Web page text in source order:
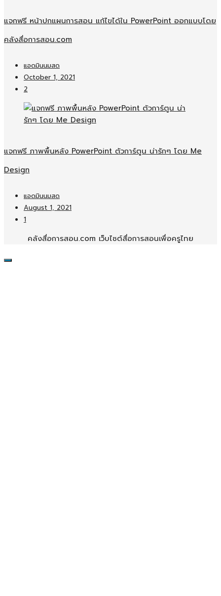
แจกฟรี หน้าปกแผนการสอน แก้ไขได้ใน PowerPoint ออกแบบโดย
คลังสื่อการสอน.com
แอดมินนมสด
October 1, 2021
2
แจกฟรี ภาพพื้นหลัง PowerPoint ตัวการ์ตูน น่ารักๆ โดย Me
Design
แอดมินนมสด
August 1, 2021
1
คลังสื่อการสอน.com เว็บไซต์สื่อการสอนเพื่อครูไทย